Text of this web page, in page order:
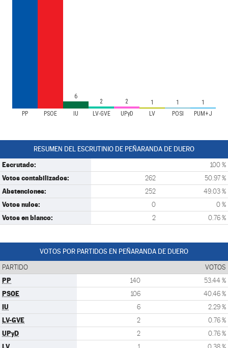
PP PSOE IU LV-GVE UPyD LV POSI PUM+J
6
2 2 1 1 1
RESUMEN DEL ESCRUTINIO DE PEÑARANDA DE DUERO
Escrutado: 100 %
Votos contabilizados: 262 50.97 %
Abstenciones: 252 49.03 %
Votos nulos: 0 0 %
Votos en blanco: 2 0.76 %
VOTOS POR PARTIDOS EN PEÑARANDA DE DUERO
PARTIDO VOTOS
PP 140 53.44 %
PSOE 106 40.46 %
IU 6 2.29 %
LV-GVE 2 0.76 %
UPyD 2 0.76 %